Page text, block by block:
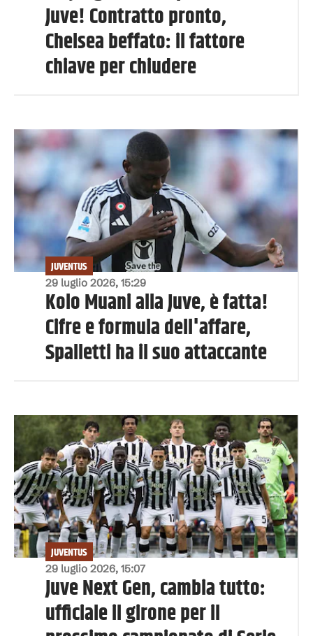
Juve! Contratto pronto,
Chelsea beffato: il fattore
chiave per chiudere
29 luglio 2026, 15:29
JUVENTUS
Kolo Muani alla Juve, è fatta!
Cifre e formula dell'affare,
Spalletti ha il suo attaccante
29 luglio 2026, 15:07
JUVENTUS
Juve Next Gen, cambia tutto:
ufficiale il girone per il